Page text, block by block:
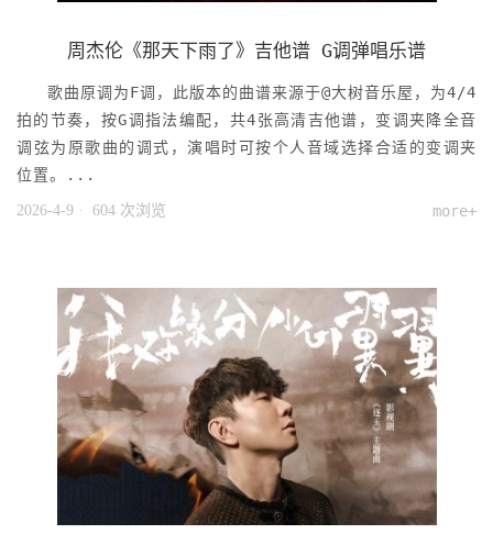
周杰伦《那天下雨了》吉他谱 G调弹唱乐谱
歌曲原调为F调，此版本的曲谱来源于@大树音乐屋，为4/4
拍的节奏，按G调指法编配，共4张高清吉他谱，变调夹降全音
调弦为原歌曲的调式，演唱时可按个人音域选择合适的变调夹
位置。...
2026-4-9 · 604 次浏览 more+